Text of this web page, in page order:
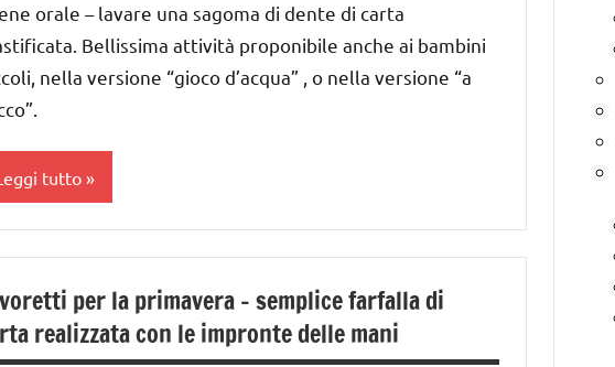
giochi
orale – lavare una sagoma di dente di carta
Bellissima attività proponibile anche ai bambini
nella versione “gioco d’acqua” , o nella versione “a
tutto
classe
per la primavera – semplice farfalla di
realizzata con le impronte delle mani